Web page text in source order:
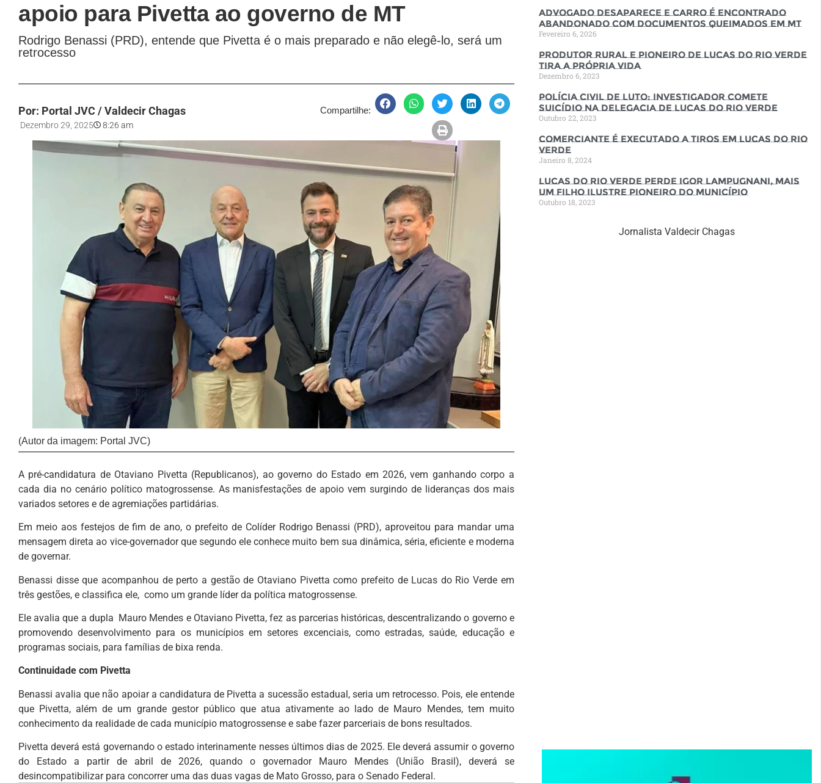
apoio para Pivetta ao governo de MT
Rodrigo Benassi (PRD), entende que Pivetta é o mais preparado e não elegê-lo, será um
retrocesso
Por: Portal JVC / Valdecir Chagas
Dezembro 29, 2025 8:26 am
Compartilhe:
(Autor da imagem: Portal JVC)
A pré-candidatura de Otaviano Pivetta (Republicanos), ao governo do Estado em 2026, vem ganhando corpo a
cada dia no cenário político matogrossense. As manisfestações de apoio vem surgindo de lideranças dos mais
variados setores e de agremiações partidárias.
Em meio aos festejos de fim de ano, o prefeito de Colíder Rodrigo Benassi (PRD), aproveitou para mandar uma
mensagem direta ao vice-governador que segundo ele conhece muito bem sua dinâmica, séria, eficiente e moderna
de governar.
Benassi disse que acompanhou de perto a gestão de Otaviano Pivetta como prefeito de Lucas do Rio Verde em
três gestões, e classifica ele, como um grande líder da política matogrossense.
Ele avalia que a dupla Mauro Mendes e Otaviano Pivetta, fez as parcerias históricas, descentralizando o governo e
promovendo desenvolvimento para os municípios em setores excenciais, como estradas, saúde, educação e
programas sociais, para famílias de bixa renda.
Continuidade com Pivetta
Benassi avalia que não apoiar a candidatura de Pivetta a sucessão estadual, seria um retrocesso. Pois, ele entende
que Pivetta, além de um grande gestor público que atua ativamente ao lado de Mauro Mendes, tem muito
conhecimento da realidade de cada município matogrossense e sabe fazer parceriais de bons resultados.
Pivetta deverá está governando o estado interinamente nesses últimos dias de 2025. Ele deverá assumir o governo
do Estado a partir de abril de 2026, quando o governador Mauro Mendes (União Brasil), deverá se
desincompatibilizar para concorrer uma das duas vagas de Mato Grosso, para o Senado Federal.
Advogado desaparece e carro é encontrado
abandonado com documentos queimados em MT
Fevereiro 6, 2026
Produtor rural e pioneiro de Lucas do Rio Verde
tira a própria vida
Dezembro 6, 2023
Polícia Civil de luto: Investigador comete
suicídio na Delegacia de Lucas do Rio Verde
Outubro 22, 2023
Comerciante é executado a tiros em Lucas do Rio
Verde
Janeiro 8, 2024
Lucas do Rio Verde perde Igor Lampugnani, mais
um filho ilustre pioneiro do município
Outubro 18, 2023
Jornalista Valdecir Chagas